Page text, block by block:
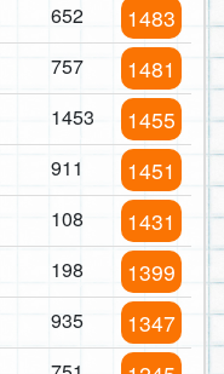
652 1483
757 1481
1453 1455
911 1451
108 1431
198 1399
935 1347